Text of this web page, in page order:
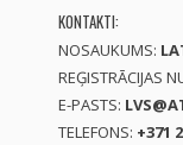
KONTAKTI:
NOSAUKUMS:
REĢISTRĀCIJAS
E-PASTS:
TELEFONS: +371